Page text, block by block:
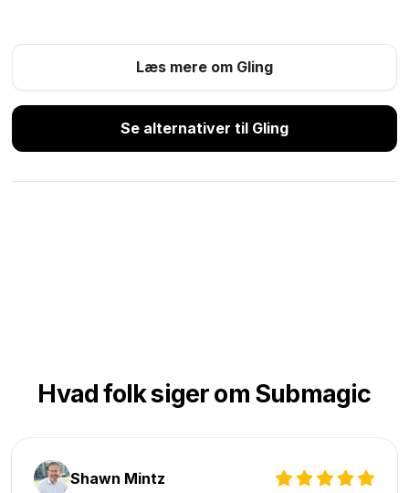
Læs mere om Gling
Se alternativer til Gling
Hvad folk siger om Submagic
Shawn Mintz